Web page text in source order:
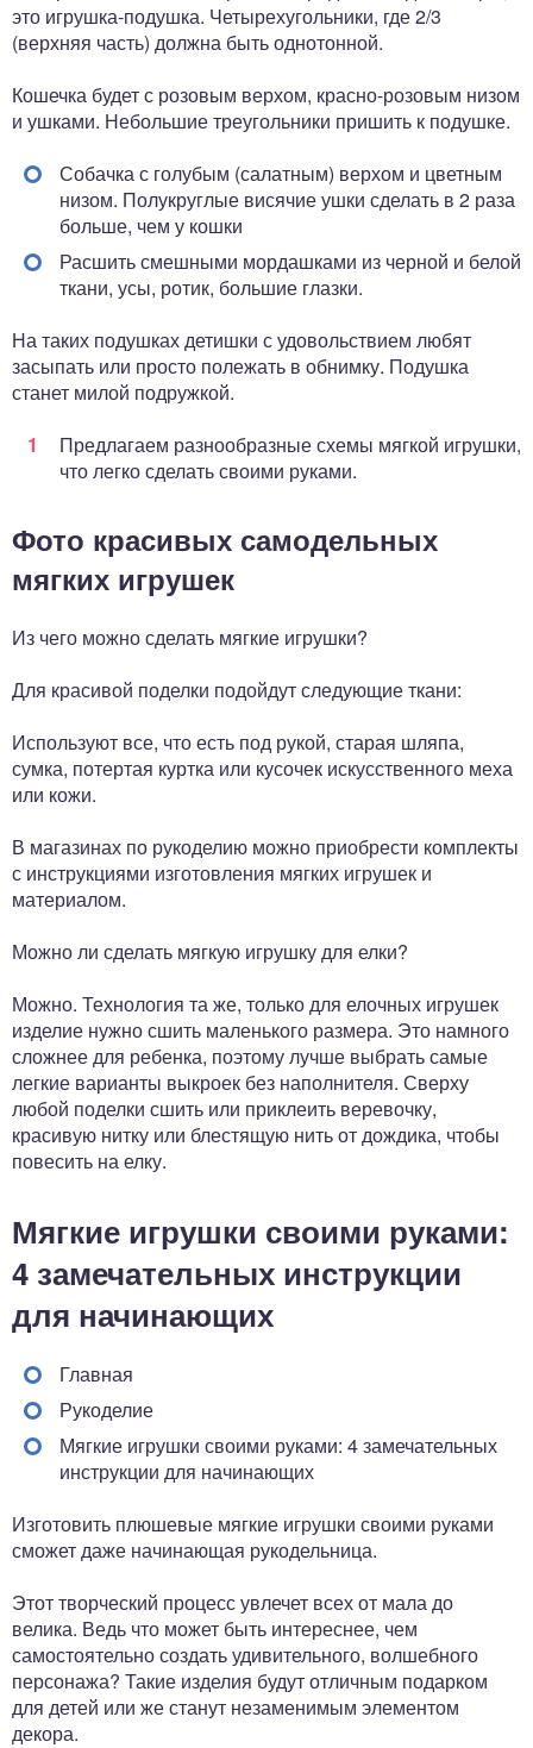
это игрушка-подушка. Четырехугольники, где 2/3
(верхняя часть) должна быть однотонной.
Кошечка будет с розовым верхом, красно-розовым низом
и ушками. Небольшие треугольники пришить к подушке.
Собачка с голубым (салатным) верхом и цветным
низом. Полукруглые висячие ушки сделать в 2 раза
больше, чем у кошки
Расшить смешными мордашками из черной и белой
ткани, усы, ротик, большие глазки.
На таких подушках детишки с удовольствием любят
засыпать или просто полежать в обнимку. Подушка
станет милой подружкой.
Предлагаем разнообразные схемы мягкой игрушки,
что легко сделать своими руками.
Фото красивых самодельных
мягких игрушек
Из чего можно сделать мягкие игрушки?
Для красивой поделки подойдут следующие ткани:
Используют все, что есть под рукой, старая шляпа,
сумка, потертая куртка или кусочек искусственного меха
или кожи.
В магазинах по рукоделию можно приобрести комплекты
с инструкциями изготовления мягких игрушек и
материалом.
Можно ли сделать мягкую игрушку для елки?
Можно. Технология та же, только для елочных игрушек
изделие нужно сшить маленького размера. Это намного
сложнее для ребенка, поэтому лучше выбрать самые
легкие варианты выкроек без наполнителя. Сверху
любой поделки сшить или приклеить веревочку,
красивую нитку или блестящую нить от дождика, чтобы
повесить на елку.
Мягкие игрушки своими руками:
4 замечательных инструкции
для начинающих
Главная
Рукоделие
Мягкие игрушки своими руками: 4 замечательных
инструкции для начинающих
Изготовить плюшевые мягкие игрушки своими руками
сможет даже начинающая рукодельница.
Этот творческий процесс увлечет всех от мала до
велика. Ведь что может быть интереснее, чем
самостоятельно создать удивительного, волшебного
персонажа? Такие изделия будут отличным подарком
для детей или же станут незаменимым элементом
декора.